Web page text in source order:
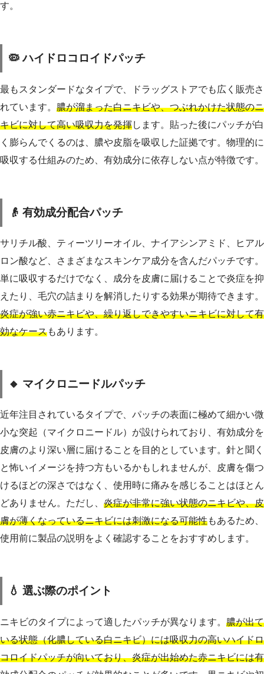
す。
🦠 ハイドロコロイドパッチ
最もスタンダードなタイプで、ドラッグストアでも広く販売さ
れています。 膿が溜まった白ニキビや、つぶれかけた状態のニ
キビに対して高い吸収力を発揮します。貼った後にパッチが白
く膨らんでくるのは、膿や皮脂を吸収した証拠です。物理的に
吸収する仕組みのため、有効成分に依存しない点が特徴です。
👴 有効成分配合パッチ
サリチル酸、ティーツリーオイル、ナイアシンアミド、ヒアル
ロン酸など、さまざまなスキンケア成分を含んだパッチです。
単に吸収するだけでなく、成分を皮膚に届けることで炎症を抑
えたり、毛穴の詰まりを解消したりする効果が期待できます。
炎症が強い赤ニキビや、繰り返しできやすいニキビに対して有
効なケースもあります。
🔸 マイクロニードルパッチ
近年注目されているタイプで、パッチの表面に極めて細かい微
小な突起（マイクロニードル）が設けられており、有効成分を
皮膚のより深い層に届けることを目的としています。針と聞く
と怖いイメージを持つ方もいるかもしれませんが、皮膚を傷つ
けるほどの深さではなく、使用時に痛みを感じることはほとん
どありません。ただし、 炎症が非常に強い状態のニキビや、皮
膚が薄くなっているニキビには刺激になる可能性もあるため、
使用前に製品の説明をよく確認することをおすすめします。
💧 選ぶ際のポイント
ニキビのタイプによって適したパッチが異なります。 膿が出て
いる状態（化膿している白ニキビ）には吸収力の高いハイドロ
コロイドパッチが向いており、炎症が出始めた赤ニキビには有